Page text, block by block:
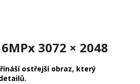
3072 × 2048
ostřejší obraz, který